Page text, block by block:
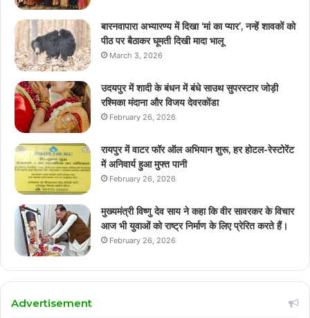
बारनवापारा अभ्यारण्य में दिखा ‘मां का प्यार’, नन्हें शावकों को
पीठ पर बैठाकर घूमती दिखी मादा भालू
March 3, 2026
उदयपुर में शादी के बंधन में बंधे साउथ सुपरस्टार जोड़ी
रश्मिका मंदाना और विजय देवरकोंडा
February 26, 2026
रायपुर में वाटर फॉर ऑल अभियान शुरू, हर होटल-रेस्टोरेंट
में अनिवार्य हुआ मुफ्त पानी
February 26, 2026
मुख्यमंत्री विष्णु देव साय ने कहा कि वीर सावरकर के विचार
आज भी युवाओं को राष्ट्र निर्माण के लिए प्रेरित करते हैं।
February 26, 2026
Advertisement